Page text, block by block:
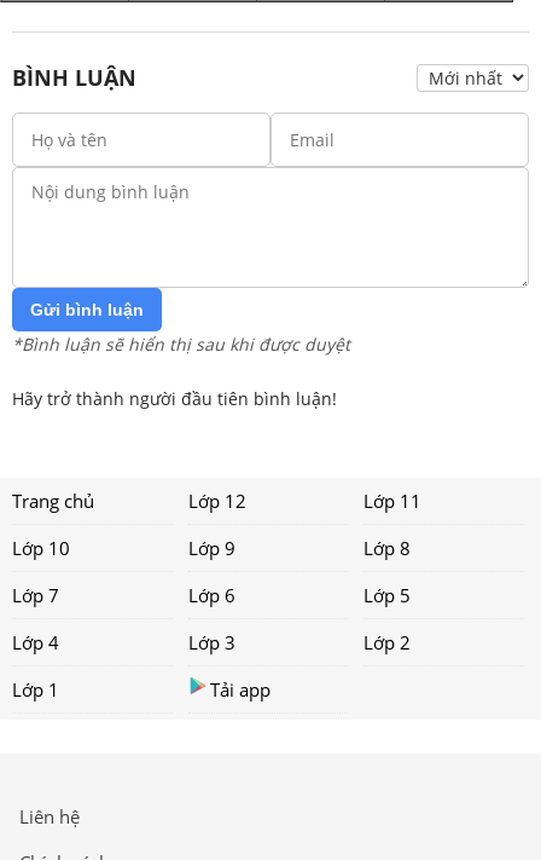
BÌNH LUẬN
Gửi bình luận
*Bình luận sẽ hiển thị sau khi được duyệt
Hãy trở thành người đầu tiên bình luận!
Trang chủ Lớp 12
Lớp 11
Lớp 10
Lớp 9
Lớp 8
Lớp 7
Lớp 6
Lớp 5
Lớp 4
Lớp 3
Lớp 2
Lớp 1
Tải app
Liên hệ